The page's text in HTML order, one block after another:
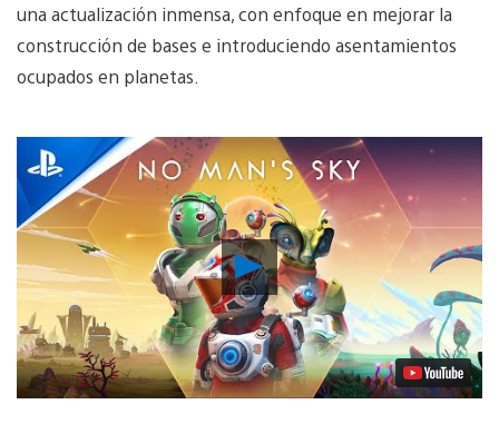
una actualización inmensa, con enfoque en mejorar la
construcción de bases e introduciendo asentamientos
ocupados en planetas.
Reproducir
Video